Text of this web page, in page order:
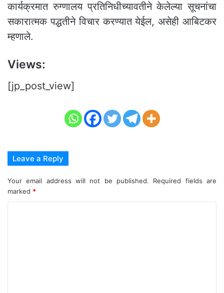
कार्यक्रमात रुग्णालय प्रतिनिधीच्यावतीने केलेल्या सूचनांचा
सकारात्मक पद्धतीने विचार करण्यात येईल, असेही आबिटकर
म्हणाले.
Views:
[jp_post_view]
Leave a Reply
Your email address will not be published.
Required fields are
marked *